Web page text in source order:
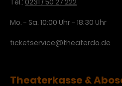
Laufzeit 1 Minute
Daten werden
Tel.: 0231 / 50 27 222
Mo. - Sa. 10:00 Uhr - 18:30 Uhr
ticketservice@theaterdo.de
Theaterkasse &